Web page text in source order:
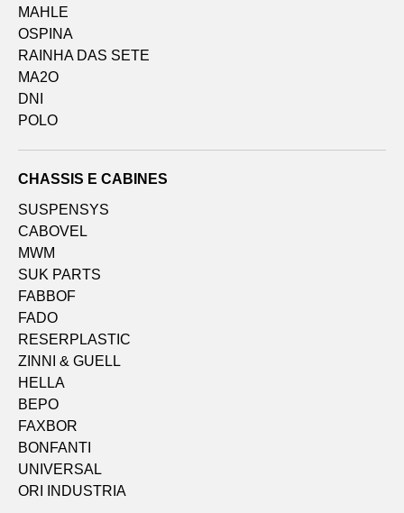
MAHLE
OSPINA
RAINHA DAS SETE
MA2O
DNI
POLO
CHASSIS E CABINES
SUSPENSYS
CABOVEL
MWM
SUK PARTS
FABBOF
FADO
RESERPLASTIC
ZINNI & GUELL
HELLA
BEPO
FAXBOR
BONFANTI
UNIVERSAL
ORI INDUSTRIA